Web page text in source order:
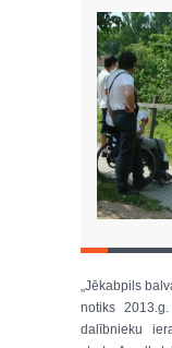
„Jēkabpils
notiks
dalībnieku